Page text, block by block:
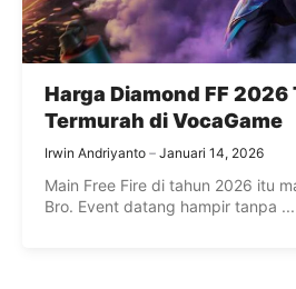
Harga Diamond FF 2026
Termurah di VocaGame
Irwin Andriyanto Januari 14, 2026
Main Free Fire di tahun 2026 itu
Bro. Event datang hampir tanpa ...